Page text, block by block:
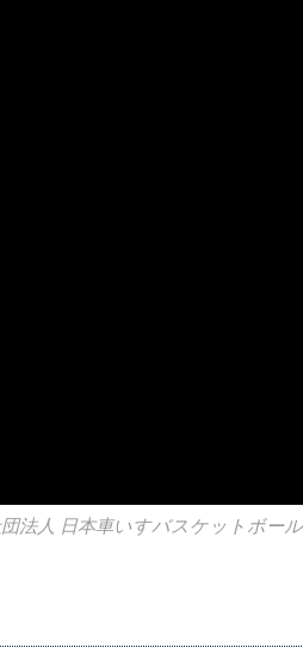
法人 日本車いすバスケットボー